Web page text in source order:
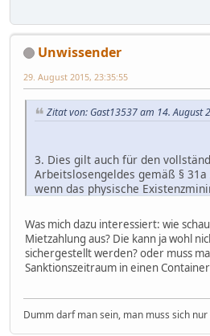
13
a) Das Grundrecht auf
Verbindung mit dem
GG) wird durch die Anrechnung
verletzt. Dieses Grundrecht greift
soweit andere Mittel zur
2010 – 1 BvL 1/09 u. a. –, NJW
134>; BVerfG, Beschluss der 3.
vom 7. April 2010 –1 BvR 688/10
voraussetzungslosen
hat vielmehr einen weiten
darüber trifft, ob und in welchem
Gewährung von Sozialleistungen,
Empfängers auf den individuellen
wird (vgl. BVerfGE 100, 195 <205>
Unwissender
29. August 2015, 23:35:55
Zitat von: Gast13537 am 14. August
3. Dies gilt auch für den
Arbeitslosengeldes gemäß § 31a
wenn das physische
sichergestellt ist.
Was mich dazu interessiert: wie
Mietzahlung aus? Die kann ja wohl
sichergestellt werden? oder muss
Sanktionszeitraum in einen
Dumm darf man sein, man muss sich